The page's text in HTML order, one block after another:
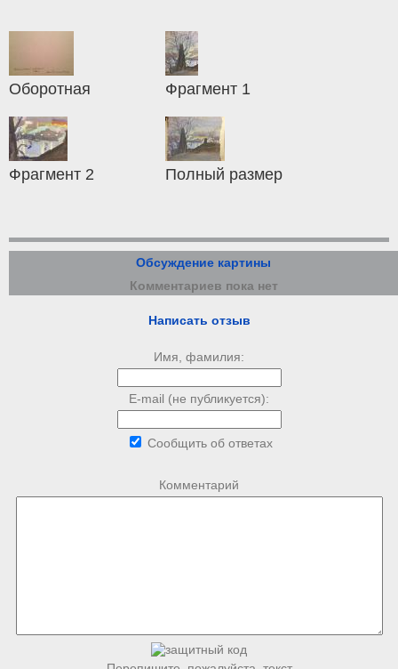
Оборотная Фрагмент 1
Фрагмент 2 Полный размер
Обсуждение картины
Комментариев пока нет
Написать отзыв
Имя, фамилия:
E-mail (не публикуется):
Сообщить об ответах
Комментарий